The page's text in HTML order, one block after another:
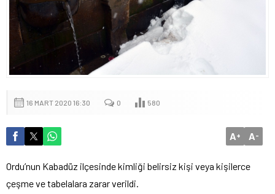
16 MART 2020 16:30 0 580
A+ A-
Ordu’nun Kabadüz ilçesinde kimliği belirsiz kişi veya kişilerce
çeşme ve tabelalara zarar verildi.